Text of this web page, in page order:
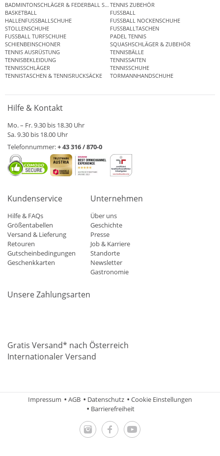
BADMINTONSCHLÄGER & FEDERBALL SETSTENNIS ZUBEHÖR
BASKETBALL
FUSSBALL
HALLENFUSSBALLSCHUHE
FUSSBALL NOCKENSCHUHE
STOLLENSCHUHE
FUSSBALLTASCHEN
FUSSBALL TURFSCHUHE
PADEL TENNIS
SCHIENBEINSCHONER
SQUASHSCHLÄGER & ZUBEHÖR
TENNIS AUSRÜSTUNG
TENNISBÄLLE
TENNISBEKLEIDUNG
TENNISSAITEN
TENNISSCHLÄGER
TENNISSCHUHE
TENNISTASCHEN & TENNISRUCKSÄCKE
TORMANNHANDSCHUHE
Hilfe & Kontakt
Mo. – Fr. 9.30 bis 18.30 Uhr
Sa. 9.30 bis 18.00 Uhr
Telefonnummer:+ 43 316 / 870-0
Kundenservice
Hilfe & FAQs
Größentabellen
Versand & Lieferung
Retouren
Gutscheinbedingungen
Geschenkkarten
Unternehmen
Über uns
Geschichte
Presse
Job & Karriere
Standorte
Newsletter
Gastronomie
Unsere Zahlungsarten
Gratis Versand* nach Österreich
Internationaler Versand
Impressum AGB Datenschutz
Cookie Einstellungen
Barrierefreiheit